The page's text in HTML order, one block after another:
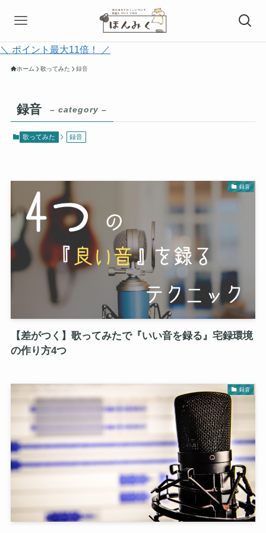
＼ ポイント最大11倍！ ／
ホーム 歌ってみた 録音
録音 – category –
歌ってみた 録音
録音
【差がつく】歌ってみたで『いい音を録る』宅録環境
の作り方4つ
録音